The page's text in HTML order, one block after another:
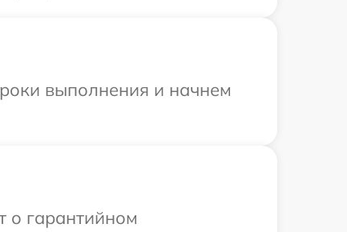
выполнения и начнем
о гарантийном